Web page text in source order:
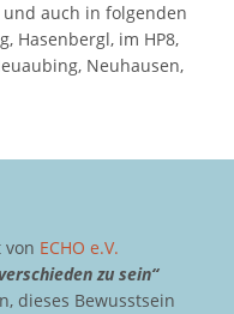
und auch in folgenden
Hasenbergl, im HP8,
Neuhausen,
von ECHO e.V.
zu sein“
dieses Bewusstsein